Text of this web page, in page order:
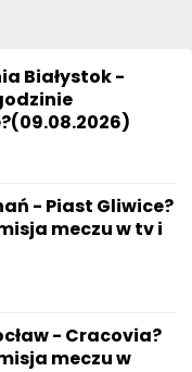
Białystok -
- Piast Gliwice?
meczu w tv i
- Cracovia?
meczu w